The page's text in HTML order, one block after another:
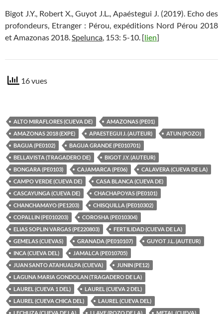
Bigot J.Y., Robert X., Guyot J.L., Apaéstegui J. (2019). Echo des
profondeurs, Etranger : Pérou, expéditions Nord Pérou 2018
et Amazonas 2018. Spelunca , 153: 5-10. [lien]
16 vues
ALTO MIRAFLORES (CUEVA DE)
AMAZONAS (PE01)
AMAZONAS 2018 (EXPE)
APAESTEGUI J. (AUTEUR)
ATUN (POZO)
BAGUA (PE0102)
BAGUA GRANDE (PE010701)
BELLAVISTA (TRAGADERO DE)
BIGOT J.Y. (AUTEUR)
BONGARA (PE0103)
CAJAMARCA (PE06)
CALAVERA (CUEVA DE LA)
CAMPO VERDE (CUEVA DE)
CASA BLANCA (CUEVA DE)
CASCAYUNGA (CUEVA DE)
CHACHAPOYAS (PE0101)
CHANCHAMAYO (PE1203)
CHISQUILLA (PE010302)
COPALLIN (PE010203)
COROSHA (PE010304)
ELIAS SOPLIN VARGAS (PE220803)
FERTILIDAD (CUEVA DE LA)
GEMELAS (CUEVAS)
GRANADA (PE010107)
GUYOT J.L. (AUTEUR)
INCA (CUEVA DEL)
JAMALCA (PE010705)
JUAN SANTO ATAHUALPA (CUEVA)
JUNIN (PE12)
LAGUNA MARIA GONDOLAN (TRAGADERO DE LA)
LAUREL (CUEVA 1 DEL)
LAUREL (CUEVA 2 DEL)
LAUREL (CUEVA CHICA DEL)
LAUREL (CUEVA DEL)
LECHUZA (CUEVA DE LA)
LLAVE (POZO DE LA)
METAL (CUEVA)